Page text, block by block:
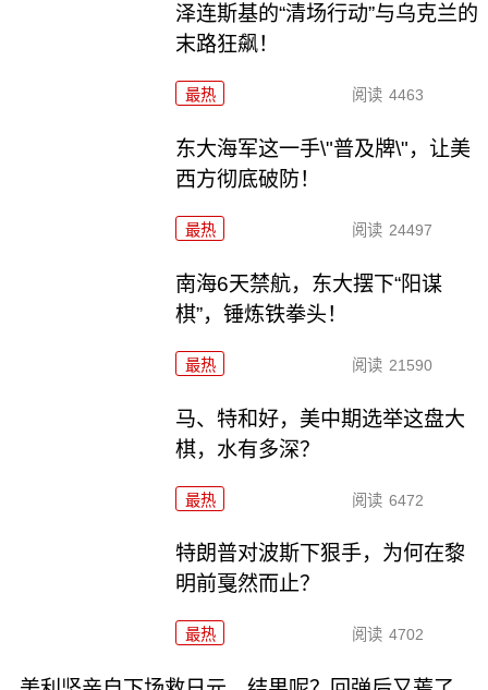
泽连斯基的“清场行动”与乌克兰的
末路狂飙！
最热 阅读 4463
东大海军这一手\"普及牌\"，让美
西方彻底破防！
最热 阅读 24497
南海6天禁航，东大摆下“阳谋
棋”，锤炼铁拳头！
最热 阅读 21590
马、特和好，美中期选举这盘大
棋，水有多深？
最热 阅读 6472
特朗普对波斯下狠手，为何在黎
明前戛然而止？
最热 阅读 4702